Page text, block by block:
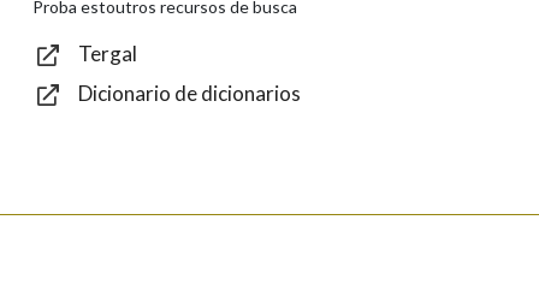
Proba estoutros recursos de busca
Tergal
Dicionario de dicionarios